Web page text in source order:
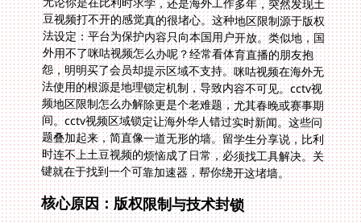
键就在于找到一个可靠加速器，帮你绕开这堵墙。
核心原因：版权限制与技术封锁